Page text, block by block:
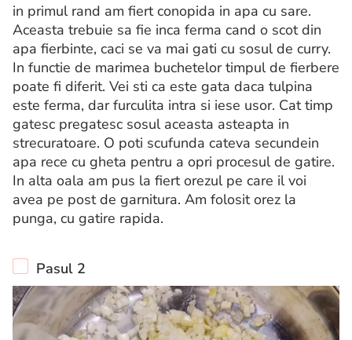
in primul rand am fiert conopida in apa cu sare.
Aceasta trebuie sa fie inca ferma cand o scot din
apa fierbinte, caci se va mai gati cu sosul de curry.
In functie de marimea buchetelor timpul de fierbere
poate fi diferit. Vei sti ca este gata daca tulpina
este ferma, dar furculita intra si iese usor. Cat timp
gatesc pregatesc sosul aceasta asteapta in
strecuratoare. O poti scufunda cateva secundein
apa rece cu gheta pentru a opri procesul de gatire.
In alta oala am pus la fiert orezul pe care il voi
avea pe post de garnitura. Am folosit orez la
punga, cu gatire rapida.
Pasul 2